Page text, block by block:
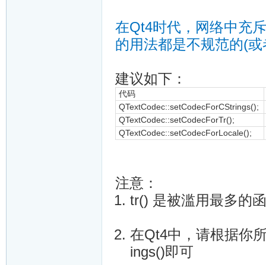
在Qt4时代，网络中充
的用法都是不规范的(
建议如下：
代码
QTextCodec::setCodecForCStrings();
QTextCodec::setCodecForTr();
QTextCodec::setCodecForLocale();
注意：
tr() 是被滥用最多的
在Qt4中，请根据你
ings()即可